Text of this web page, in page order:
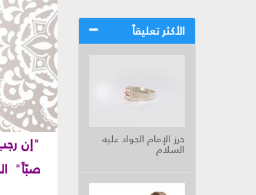
الأكثر تعليقاً
حرز الإمام الجواد عليه
السلام "إن
صبّاً"